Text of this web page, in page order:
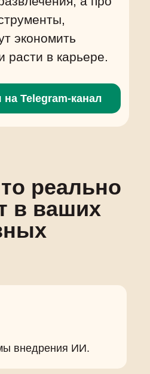
экономить
расти в карьере.
Telegram-канал
реально
в ваших
внедрения ИИ.